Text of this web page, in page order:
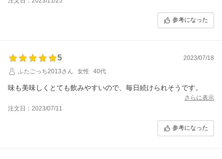
ホットで楽しんでいます。
参考になった
5
2023/07/18
ふたごっち2013さん
女性 40代
味も美味しくとても飲みやすいので、毎日続けられそうです。
さらに表示
注文日：2023/07/11
参考になった